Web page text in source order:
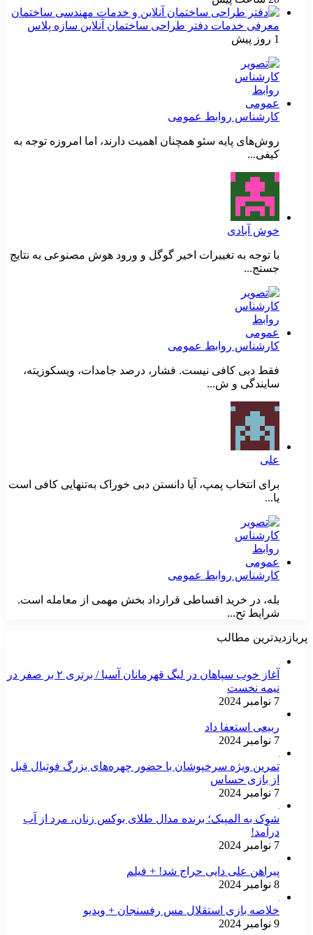
معرفی خدمات دفتر طراحی ساختمان آنلاین سازه پلاس
1 روز پیش
کارشناس روابط عمومی
روش‌های پایه سئو همچنان اهمیت دارند، اما امروزه توجه به
کیفی...
خوش آبادی
با توجه به تغییرات اخیر گوگل و ورود هوش مصنوعی به نتایج
جستج...
کارشناس روابط عمومی
فقط دبی کافی نیست. فشار، درصد جامدات، ویسکوزیته،
سایندگی و ش...
علی
برای انتخاب پمپ، آیا دانستن دبی خوراک به‌تنهایی کافی است
یا...
کارشناس روابط عمومی
بله، در خرید اقساطی قرارداد بخش مهمی از معامله است.
شرایط تح...
پربازدیدترین مطالب
آغاز خوب سپاهان در لیگ قهرمانان آسیا / برتری ۲ بر صفر در
نیمه نخست
7 نوامبر 2024
ربیعی استعفا داد
7 نوامبر 2024
تمرین ویژه سرخپوشان با حضور چهره‌های بزرگ فوتبال قبل
از بازی حساس
7 نوامبر 2024
شوک به المپیک؛ برنده مدال طلای بوکس زنان، مرد از آب
درآمد!
7 نوامبر 2024
پیراهن علی دایی حراج شد! + فیلم
8 نوامبر 2024
خلاصه بازی استقلال مس رفسنجان + ویدیو
9 نوامبر 2024